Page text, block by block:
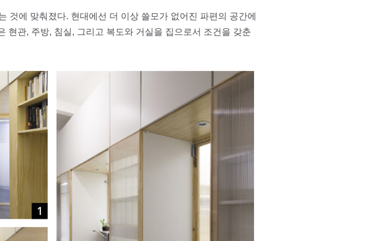
것에 맞춰졌다. 현대에선 더 이상 쓸모가 없어진 파편의 공간에
현관, 주방, 침실, 그리고 복도와 거실을 집으로서 조건을 갖춘